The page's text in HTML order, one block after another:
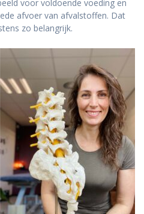
voor voldoende voeding en
afvoer van afvalstoffen. Dat
zo belangrijk.